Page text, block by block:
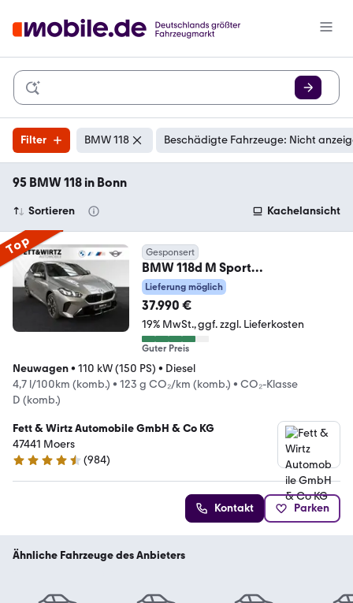
Filter BMW 118 Beschädigte Fahrzeuge: Nicht
95 BMW 118 in Bonn
Sortieren Kachelansicht
Top Gesponsert
BMW 118d M Sport
Exterieur|Sportsitz|DrivingAssist.+
Lieferung möglich
37.990 €
19% MwSt. ggf. zzgl. Lieferkosten
Guter Preis
Neuwagen• 110 kW (150 PS) • Diesel
4,7 l/100km (komb.) • 123 g CO₂/km (komb.) • CO₂-Klasse
D (komb.)
Fett & Wirtz Automobile GmbH & Co KG
47441 Moers
4.4 Sterne
(984)
Kontakt Parken
Ähnliche Fahrzeuge des Anbieters